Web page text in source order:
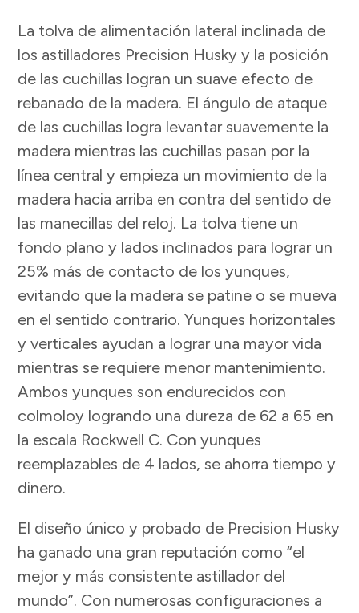
La tolva de alimentación lateral inclinada de
los astilladores Precision Husky y la posición
de las cuchillas logran un suave efecto de
rebanado de la madera. El ángulo de ataque
de las cuchillas logra levantar suavemente la
madera mientras las cuchillas pasan por la
línea central y empieza un movimiento de la
madera hacia arriba en contra del sentido de
las manecillas del reloj. La tolva tiene un
fondo plano y lados inclinados para lograr un
25% más de contacto de los yunques,
evitando que la madera se patine o se mueva
en el sentido contrario. Yunques horizontales
y verticales ayudan a lograr una mayor vida
mientras se requiere menor mantenimiento.
Ambos yunques son endurecidos con
colmoloy logrando una dureza de 62 a 65 en
la escala Rockwell C. Con yunques
reemplazables de 4 lados, se ahorra tiempo y
dinero.
El diseño único y probado de Precision Husky
ha ganado una gran reputación como “el
mejor y más consistente astillador del
mundo”. Con numerosas configuraciones a